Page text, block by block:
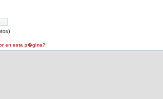
en esta p�gina?